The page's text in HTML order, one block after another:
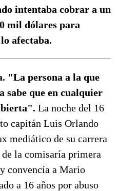
intentaba cobrar a un
mil dólares para
afectaba.
"La persona a la que
sabe que en cualquier
La noche del 16
capitán Luis Orlando
mediático de su carrera
la comisaría primera
convencía a Mario
a 16 años por abuso